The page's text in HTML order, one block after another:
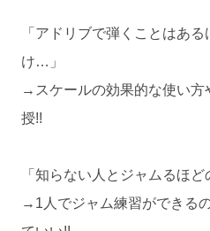
「アドリブで弾くことはあ
け…」
→スケールの効果的な使い方
授!!
「知らない人とジャムるほ
→1人でジャム練習ができる